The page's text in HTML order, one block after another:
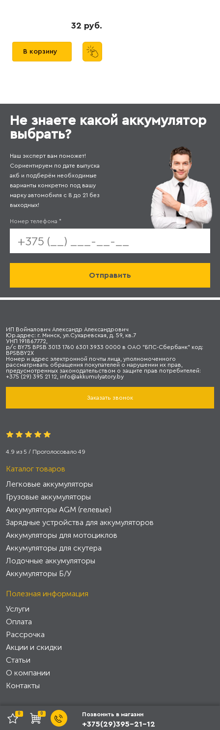
32 руб.
В корзину
0 0 Позвонить в магазин
+375(29)395-21-12
Не знаете какой аккумулятор
выбрать?
Наш эксперт вам поможет!
Сориентируем по дате выпуска
акб и подберём необходимые
варианты конкретно под вашу
марку автомобиля с 8 до 21 без
выходных!
Номер телефона *
ИП Войналович Александр Александрович
Юр.адрес: г. Минск, ул.Сухаревская, д. 59, кв.7
УНП 191867772,
р/с BY75 BPSB 3013 1760 6301 3933 0000 в ОАО "БПС-Сбербанк" код:
BPSBBY2X
Номер и адрес электронной почты лица, уполномоченного
рассматривать обращения покупателей о нарушении их прав,
предусмотренных законодательством о защите прав потребителей:
+375 (29) 395 21 12, info@akkumulyatory.by
Заказать звонок
4.9 из 5 / Проголосовало 49
Каталог товаров
Легковые аккумуляторы
Грузовые аккумуляторы
Аккумуляторы AGM (гелевые)
Зарядные устройства для аккумуляторов
Аккумуляторы для мотоциклов
Аккумуляторы для скутера
Лодочные аккумуляторы
Аккумуляторы Б/У
Полезная информация
Услуги
Оплата
Рассрочка
Акции и скидки
Статьи
О компании
Контакты